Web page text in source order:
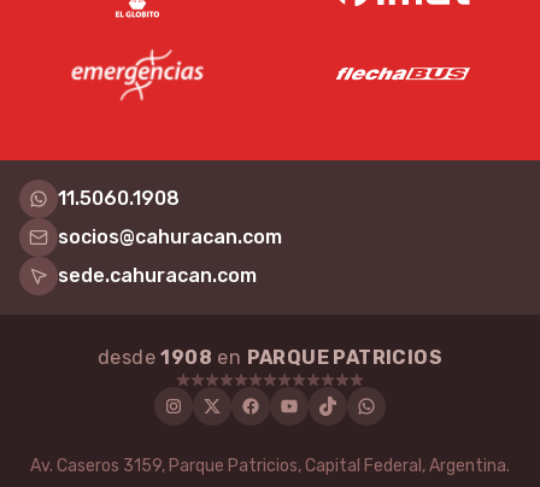
11.5060.1908
socios@cahuracan.com
sede.cahuracan.com
desde1908 en PARQUE PATRICIOS
Instagram
TwitterFacebook
Youtube
TiktokWhatsApp
Av. Caseros 3159, Parque Patricios, Capital Federal, Argentina.